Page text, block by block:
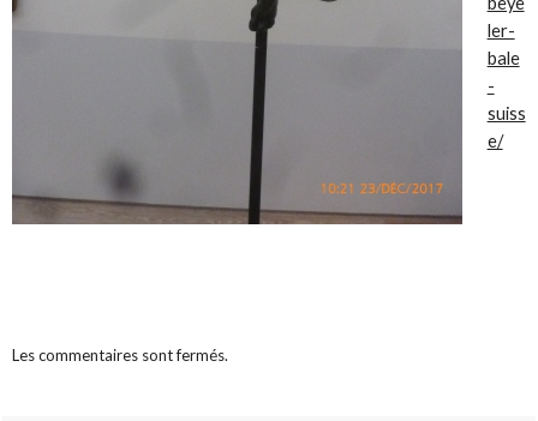
ler-
bale
-
suiss
e/
Les commentaires sont fermés.